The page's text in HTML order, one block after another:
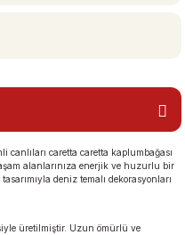
canlıları caretta caretta kaplumbağası
alanlarınıza enerjik ve huzurlu bir
deniz temalı dekorasyonları
üretilmiştir. Uzun ömürlü ve